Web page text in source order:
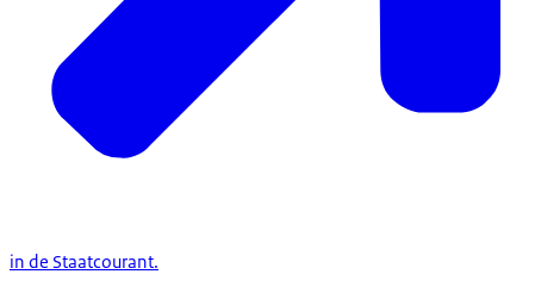
in de Staatcourant.